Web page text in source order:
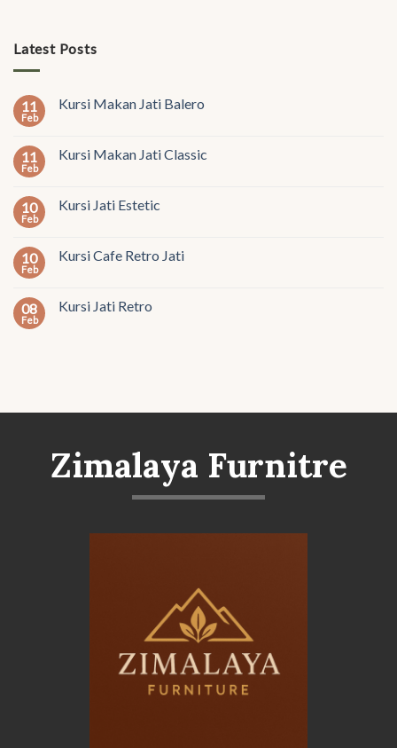
Latest Posts
11
Feb
Kursi Makan Jati Balero
11
Feb
Kursi Makan Jati Classic
10
Feb
Kursi Jati Estetic
10
Feb
Kursi Cafe Retro Jati
08
Feb
Kursi Jati Retro
Zimalaya Furnitre